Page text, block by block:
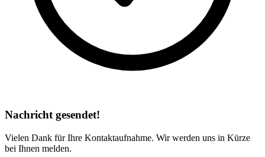
Nachricht gesendet!
Vielen Dank für Ihre Kontaktaufnahme. Wir werden uns in Kürze
bei Ihnen melden.